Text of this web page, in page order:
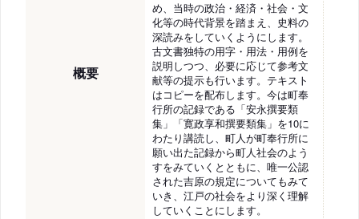
概要
め、当時の政治・経済・社会・文
化等の時代背景を踏まえ、史料の
深読みをしていくようにします。
古文書独特の用字・用法・用例を
説明しつつ、必要に応じて参考文
献等の提示も行います。テキスト
はコピーを配布します。今は町奉
行所の記録である「安永撰要類
集」「寛政享和撰要類集」を10に
わたり講読し、町人が町奉行所に
願い出た記録から町人社会のよう
すをみていくとともに、唯一公認
された吉原の規定についてもみて
いき、江戸の社会をより深く理解
していくことにします。